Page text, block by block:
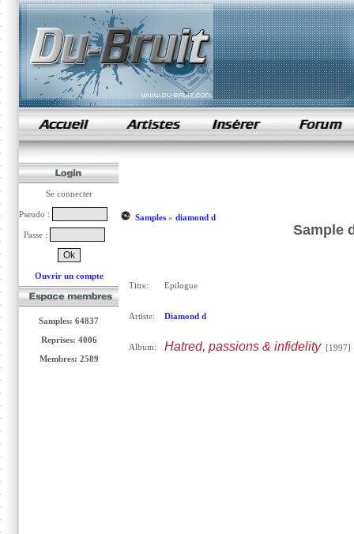
samples de rap
Se connecter
Pseudo :
Passe :
Ouvrir un compte
Samples: 64837
Reprises: 4006
Membres: 2589
Samples» diamond d
Sample
Titre: Epilogue
Artiste: Diamond d
Album: Hatred, passions & infidelity[1997]